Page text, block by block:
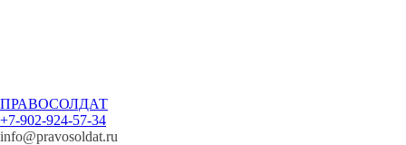
ПРАВОСОЛДАТ
+7-902-924-57-34
info@pravosoldat.ru